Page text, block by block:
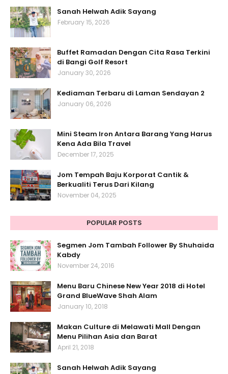
Sanah Helwah Adik Sayang
February 15, 2026
Buffet Ramadan Dengan Cita Rasa Terkini
di Bangi Golf Resort
January 30, 2026
Kediaman Terbaru di Laman Sendayan 2
January 06, 2026
Mini Steam Iron Antara Barang Yang Harus
Kena Ada Bila Travel
December 17, 2025
Jom Tempah Baju Korporat Cantik &
Berkualiti Terus Dari Kilang
November 04, 2025
POPULAR POSTS
Segmen Jom Tambah Follower By Shuhaida
Kabdy
November 24, 2016
Menu Baru Chinese New Year 2018 di Hotel
Grand BlueWave Shah Alam
January 10, 2018
Makan Culture di Melawati Mall Dengan
Menu Pilihan Asia dan Barat
April 21, 2018
Sanah Helwah Adik Sayang